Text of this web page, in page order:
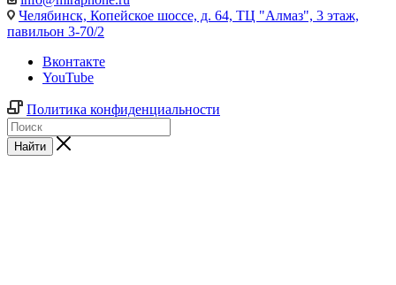
Челябинск, Копейское шоссе, д. 64, ТЦ "Алмаз", 3 этаж,
павильон 3-70/2
Вконтакте
YouTube
Политика конфиденциальности
Найти